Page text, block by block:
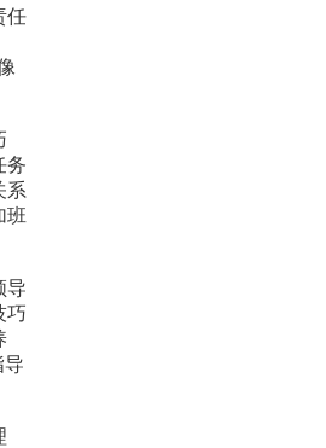
任
务
系
班
导
巧
导